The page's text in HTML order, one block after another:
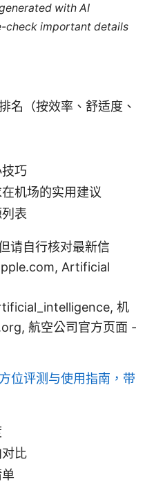
with AI
check important details
名（按效率、舒适度、
巧
机场的实用建议
表
请自行核对最新信
Artificial
机
航空公司官方页面 -
位评测与使用指南，带
比